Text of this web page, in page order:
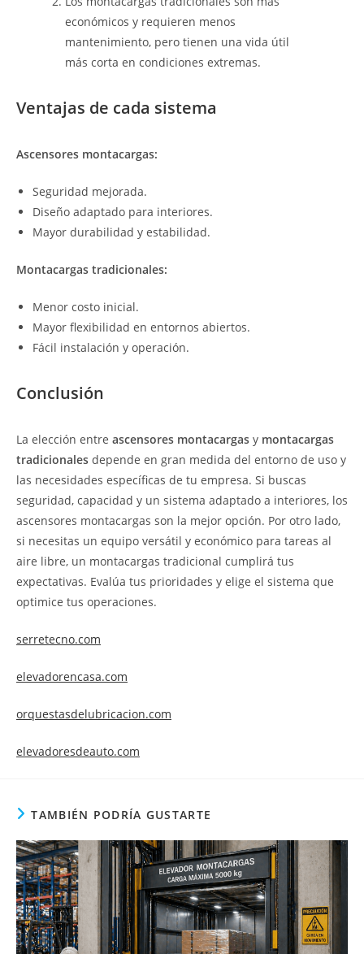
económicos y requieren menos
mantenimiento, pero tienen una vida útil
más corta en condiciones extremas.
Ventajas de cada sistema
Ascensores montacargas:
Seguridad mejorada.
Diseño adaptado para interiores.
Mayor durabilidad y estabilidad.
Montacargas tradicionales:
Menor costo inicial.
Mayor flexibilidad en entornos abiertos.
Fácil instalación y operación.
Conclusión
La elección entre ascensores montacargas y montacargas
tradicionales depende en gran medida del entorno de uso y
las necesidades específicas de tu empresa. Si buscas
seguridad, capacidad y un sistema adaptado a interiores, los
ascensores montacargas son la mejor opción. Por otro lado,
si necesitas un equipo versátil y económico para tareas al
aire libre, un montacargas tradicional cumplirá tus
expectativas. Evalúa tus prioridades y elige el sistema que
optimice tus operaciones.
serretecno.com
elevadorencasa.com
orquestasdelubricacion.com
elevadoresdeauto.com
TAMBIÉN PODRÍA GUSTARTE